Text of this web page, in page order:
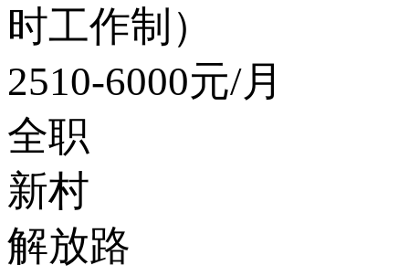
时工作制）
2510-6000元/月
全职
新村
解放路